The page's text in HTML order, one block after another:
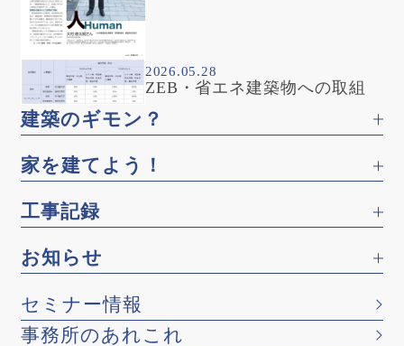
2026.05.28
ZEB・省エネ建築物への取組
建築のギモン？
家を建てよう！
工事記録
お知らせ
セミナー情報
事務所のあれこれ